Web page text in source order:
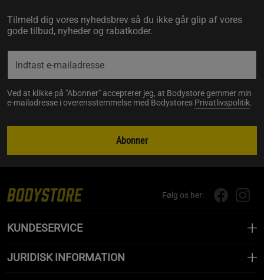
Tilmeld dig vores nyhedsbrev så du ikke går glip af vores
gode tilbud, nyheder og rabatkoder.
Ved at klikke på "Abonner" accepterer jeg, at Bodystore gemmer min
e-mailadresse i overensstemmelse med Bodystores Privatlivspolitik.
Abonner
Følg os her:
KUNDESERVICE
JURIDISK INFORMATION